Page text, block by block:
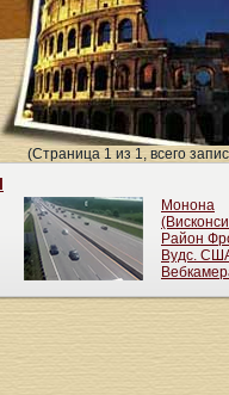
(Страница 1 из 1, всего